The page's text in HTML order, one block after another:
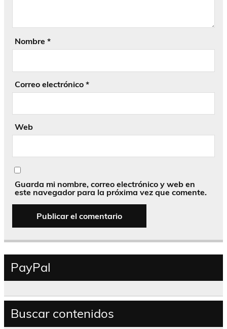
Nombre *
Correo electrónico *
Web
Guarda mi nombre, correo electrónico y web en
este navegador para la próxima vez que comente.
PayPal
Buscar contenidos